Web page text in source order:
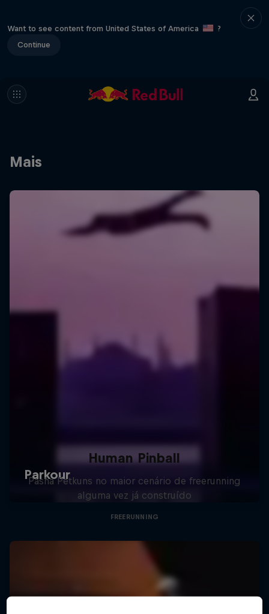
Want to see content from United States of America
?
Continue
Mais
Human Pinball
Pasha Petkuns no maior cenário de freerunning
alguma vez já construído
FREERUNNING